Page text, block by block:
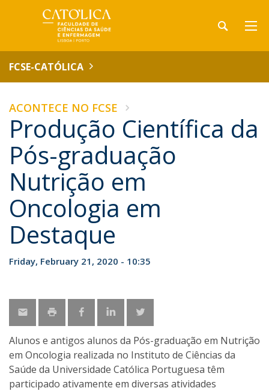
FCSE-CATÓLICA
ACONTECE NO FCSE
Produção Científica da
Pós-graduação
Nutrição em
Oncologia em
Destaque
Friday, February 21, 2020 - 10:35
Alunos e antigos alunos da Pós-graduação em Nutrição
em Oncologia realizada no Instituto de Ciências da
Saúde da Universidade Católica Portuguesa têm
participado ativamente em diversas atividades